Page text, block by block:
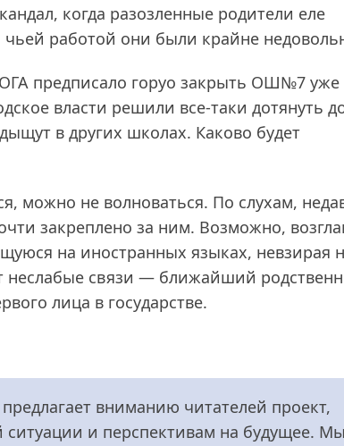
когда разозленные родители еле
работой они были крайне
предписало горуо закрыть ОШ№7 уже
власти решили все‑таки дотянуть
в других школах. Каково будет
можно не волноваться. По слухам,
закреплено за ним. Возможно,
на иностранных языках, невзирая
неслабые связи — ближайший
лица в государстве.
вниманию читателей проект,
и перспективам на будущее. Мы